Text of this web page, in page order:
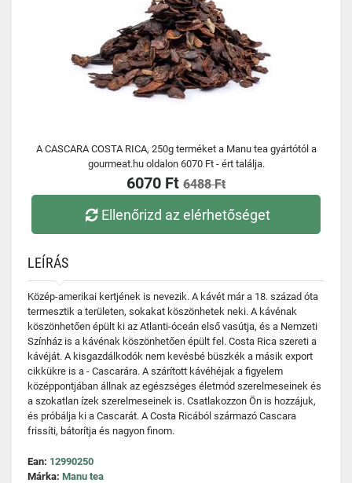
A CASCARA COSTA RICA, 250g terméket a Manu tea gyártótól a
gourmeat.hu oldalon 6070 Ft - ért találja.
6070 Ft 6488 Ft
Ellenőrizd az elérhetőséget
LEÍRÁS
Közép-amerikai kertjének is nevezik. A kávét már a 18. század óta
termesztik a területen, sokakat köszönhetek neki. A kávénak
köszönhetően épült ki az Atlanti-óceán első vasútja, és a Nemzeti
Színház is a kávénak köszönhetően épült fel. Costa Rica szereti a
kávéját. A kisgazdálkodók nem kevésbé büszkék a másik export
cikkükre is a - Cascarára. A szárított kávéhéjak a figyelem
középpontjában állnak az egészséges életmód szerelmeseinek és
a szokatlan ízek szerelmeseinek is. Csatlakozzon Ön is hozzájuk,
és próbálja ki a Cascarát. A Costa Ricából származó Cascara
frissíti, bátorítja és nagyon finom.
Ean: 12990250
Márka: Manu tea